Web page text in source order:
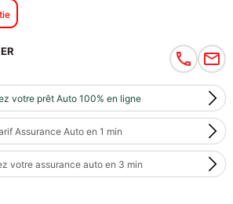
votre prêt Auto 100% en ligne
Assurance Auto en 1 min
votre assurance auto en 3 min